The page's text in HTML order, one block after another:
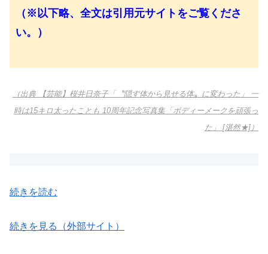
（※以下略、全文は引用元サイトをご覧くださ
い。）
（出典 【芸能】桜井日奈子「〝隠す体から見せる体〟に変わった」 一
時は15キロ太ったことも 10周年記念写真集「ボディーメークを頑張っ
た」 [湛然★]）
続きを読む
続きを見る（外部サイト）